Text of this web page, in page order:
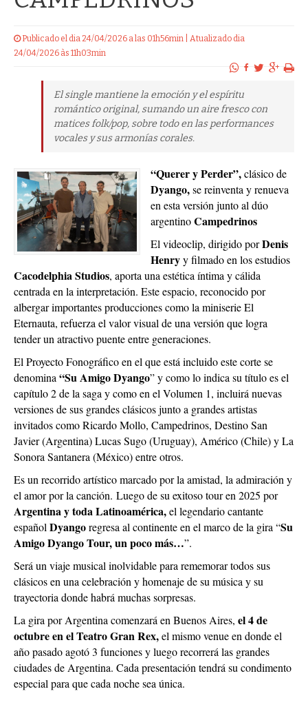
24/04/2026 às 11h03min
romántico original, sumando un aire fresco con
matices folk/pop, sobre todo en las performances
vocales y sus armonías corales.
Dyango,se reinventa y renueva
en esta versión junto al dúo
argentinoCampedrinos
El videoclip, dirigido por
Henryy filmado en los estudios
, aporta una estética íntima y cálida
centrada en la interpretación. Este espacio, reconocido por
albergar importantes producciones como la miniserie El
Eternauta, refuerza el valor visual de una versión que logra
tender un atractivo puente entre generaciones.
El Proyecto Fonográfico en el que está incluido este corte se
denomina“Su Amigo Dyango” y como lo indica su título es el
capítulo 2 de la saga y como en el Volumen 1, incluirá nuevas
versiones de sus grandes clásicos junto a grandes artistas
invitados como Ricardo Mollo, Campedrinos, Destino San
Javier (Argentina) Lucas Sugo (Uruguay), Américo (Chile) y La
Sonora Santanera (México) entre otros.
Es un recorrido artístico marcado por la amistad, la admiración y
el amor por la canción.Luego de su exitoso tour en 2025 por
Argentina y toda Latinoamérica,el legendario cantante
españolDyangoregresa al continente en el marco de la gira “
Amigo Dyango Tour, un poco más…”.
Será un viaje musical inolvidable para rememorar todos sus
clásicos en una celebración y homenaje de su música y su
trayectoria donde habrá muchas sorpresas.
La gira por Argentina comenzará en Buenos Aires,
octubre en el Teatro Gran Rex,el mismo venue en donde el
año pasado agotó 3 funciones y luego recorrerá las grandes
ciudades de Argentina. Cada presentación tendrá su condimento
especial para que cada noche sea única.